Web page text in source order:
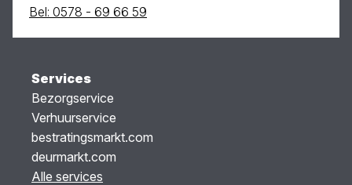
Bel: 0578 - 69 66 59
Services
Bezorgservice
Verhuurservice
bestratingsmarkt.com
deurmarkt.com
Alle services